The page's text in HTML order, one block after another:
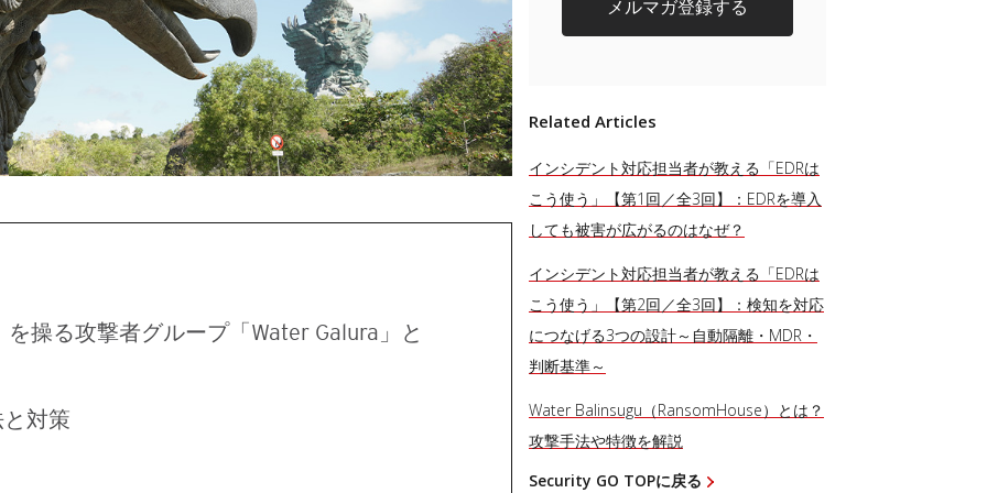
操る攻撃者グループ「Water Galura」と
対策
メルマガ登録する
Related Articles
インシデント対応担当者が教える「EDRは
こう使う」【第1回／全3回】：EDRを導入
しても被害が広がるのはなぜ？
インシデント対応担当者が教える「EDRは
こう使う」【第2回／全3回】：検知を対応
につなげる3つの設計～自動隔離・MDR・
判断基準～
Water Balinsugu（RansomHouse）とは？
攻撃手法や特徴を解説
Security GO TOPに戻る